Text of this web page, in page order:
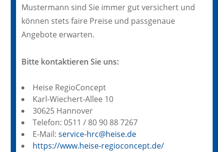
Mustermann sind Sie immer gut versichert und
können stets faire Preise und passgenaue
Angebote erwarten.
Bitte kontaktieren Sie uns:
Heise RegioConcept
Karl-Wiechert-Allee 10
30625 Hannover
Telefon: 0511 / 80 90 88 7267
E-Mail: service-hrc@heise.de
https://www.heise-regioconcept.de/